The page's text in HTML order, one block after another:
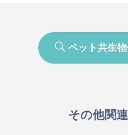
ペット共生
その他関